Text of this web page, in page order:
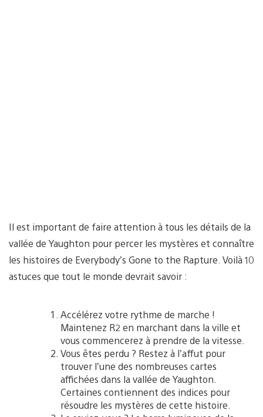
Il est important de faire attention à tous les détails de la
vallée de Yaughton pour percer les mystères et connaître
les histoires de Everybody’s Gone to the Rapture. Voilà 10
astuces que tout le monde devrait savoir :
Accélérez votre rythme de marche !
Maintenez R2 en marchant dans la ville et
vous commencerez à prendre de la vitesse.
Vous êtes perdu ? Restez à l’affut pour
trouver l’une des nombreuses cartes
affichées dans la vallée de Yaughton.
Certaines contiennent des indices pour
résoudre les mystères de cette histoire.